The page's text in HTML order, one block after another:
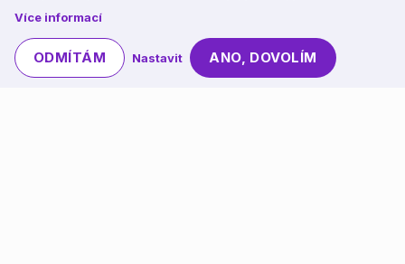
Více informací
ANO, DOVOLÍM
Nastavit
ODMÍTÁM